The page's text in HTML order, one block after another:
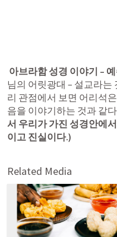
아브라함 성경 이야기 –
님의 어릿광대 – 설교라는
리 관점에서 보면 어리석
음을 이야기하는 것과 같
서 우리가 가진 성경안에
이고 진실이다.)
Related Media